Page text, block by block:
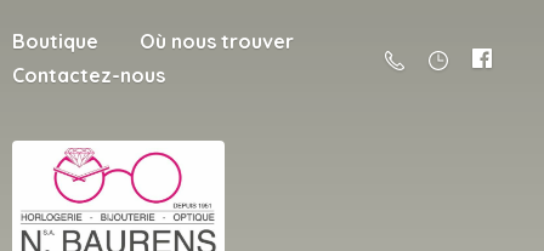
Boutique
Où nous trouver
Contactez-nous